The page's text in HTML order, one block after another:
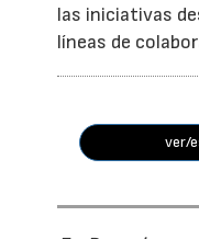
las iniciativas
líneas de
ver/